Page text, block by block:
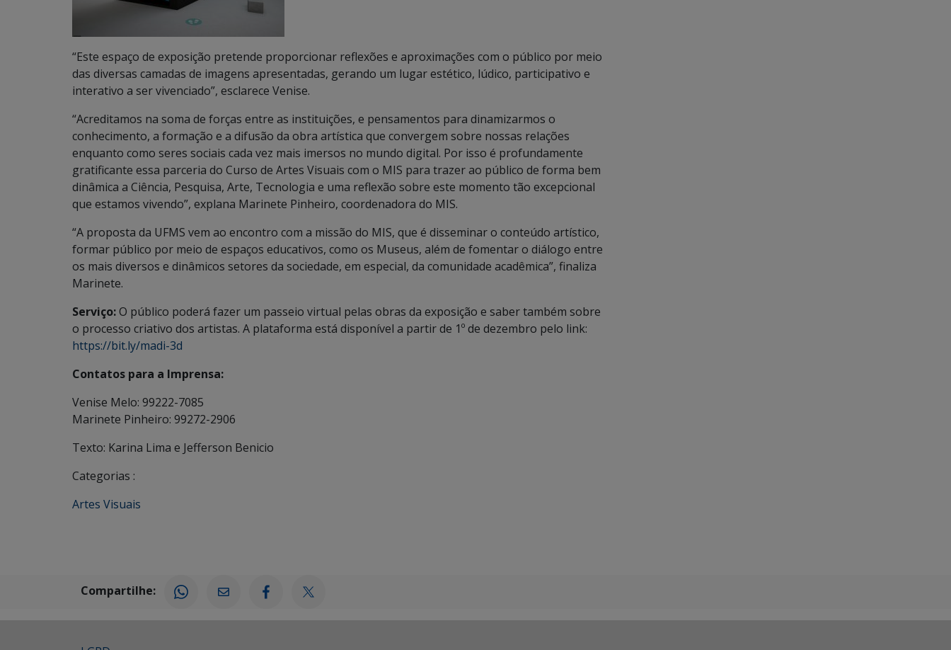
“Este espaço de exposição pretende proporcionar reflexões e aproximações com o público por meio
das diversas camadas de imagens apresentadas, gerando um lugar estético, lúdico, participativo e
interativo a ser vivenciado”, esclarece Venise.
“Acreditamos na soma de forças entre as instituições, e pensamentos para dinamizarmos o
conhecimento, a formação e a difusão da obra artística que convergem sobre nossas relações
enquanto como seres sociais cada vez mais imersos no mundo digital. Por isso é profundamente
gratificante essa parceria do Curso de Artes Visuais com o MIS para trazer ao público de forma bem
dinâmica a Ciência, Pesquisa, Arte, Tecnologia e uma reflexão sobre este momento tão excepcional
que estamos vivendo”, explana Marinete Pinheiro, coordenadora do MIS.
“A proposta da UFMS vem ao encontro com a missão do MIS, que é disseminar o conteúdo artístico,
formar público por meio de espaços educativos, como os Museus, além de fomentar o diálogo entre
os mais diversos e dinâmicos setores da sociedade, em especial, da comunidade acadêmica”, finaliza
Marinete.
Serviço:O público poderá fazer um passeio virtual pelas obras da exposição e saber também sobre
o processo criativo dos artistas. A plataforma está disponível a partir de 1º de dezembro pelo link:
https://bit.ly/madi-3d
Contatos para a Imprensa:
Venise Melo: 99222-7085
Marinete Pinheiro: 99272-2906
Texto: Karina Lima e Jefferson Benicio
Categorias :
Artes Visuais
Compartilhe: